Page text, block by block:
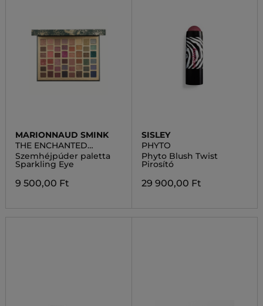
MARIONNAUD SMINK
THE ENCHANTED
GARDEN
Szemhéjpúder paletta
Sparkling Eye
9 500,00 Ft
SISLEY
PHYTO
Phyto Blush Twist
Pirosító
29 900,00 Ft